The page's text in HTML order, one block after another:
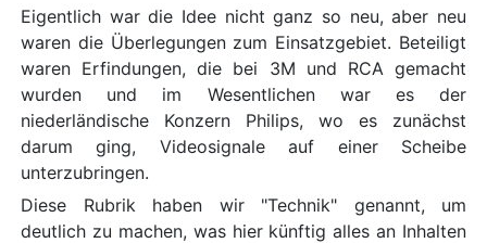
Eigentlich war die Idee nicht ganz so neu, aber neu
waren die Überlegungen zum Einsatzgebiet. Beteiligt
waren Erfindungen, die bei 3M und RCA gemacht
wurden und im Wesentlichen war es der
niederländische Konzern Philips, wo es zunächst
darum ging, Videosignale auf einer Scheibe
unterzubringen.
Diese Rubrik haben wir "Technik" genannt, um
deutlich zu machen, was hier künftig alles an Inhalten